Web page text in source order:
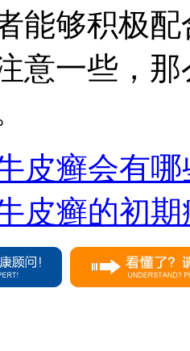
能够积极
意一些，
皮癣会有
皮癣的初